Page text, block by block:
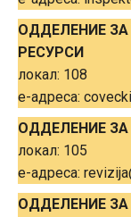
ОДДЕЛЕНИE
РЕСУРСИ
локал: 108
е-адреса:
ОДДЕЛЕНИE
локал: 105
е-адреса:
ОДДЕЛЕНИE